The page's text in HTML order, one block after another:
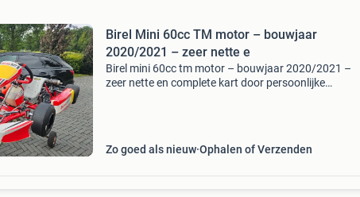
Birel Mini 60cc TM motor – bouwjaar
2020/2021 – zeer nette e
Birel mini 60cc tm motor – bouwjaar 2020/2021 –
zeer nette en complete kart door persoonlijke
Zo goed als nieuw Ophalen of Verzenden